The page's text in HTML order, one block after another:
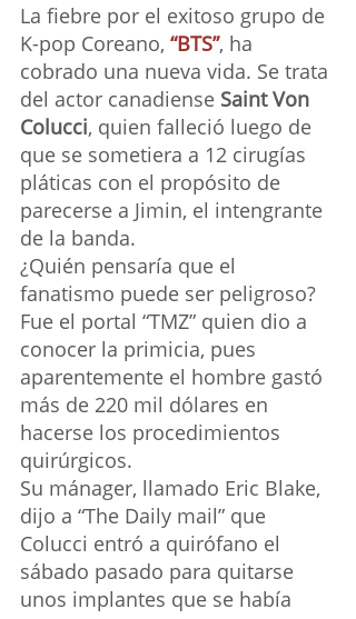
La fiebre por el exitoso grupo de
K-pop Coreano, “BTS”, ha
cobrado una nueva vida. Se trata
del actor canadiense Saint Von
Colucci, quien falleció luego de
que se sometiera a 12 cirugías
pláticas con el propósito de
parecerse a Jimin, el intengrante
de la banda.
¿Quién pensaría que el
fanatismo puede ser peligroso?
Fue el portal “TMZ” quien dio a
conocer la primicia, pues
aparentemente el hombre gastó
más de 220 mil dólares en
hacerse los procedimientos
quirúrgicos.
Su mánager, llamado Eric Blake,
dijo a “The Daily mail” que
Colucci entró a quirófano el
sábado pasado para quitarse
unos implantes que se había